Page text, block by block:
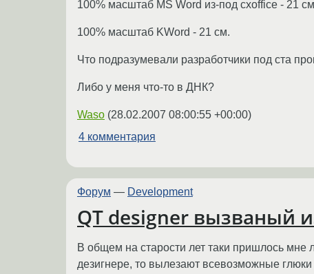
100% масштаб MS Word из-под cxoffice - 21
100% масштаб KWord - 21 см.
Что подразумевали разработчики под ста
Либо у меня что-то в ДНК?
Waso (28.02.2007 08:00:55 +00:00)
4 комментария
Форум — Development
QT designer вызваный
В общем на старости лет таки пришлось мне
дезигнере, то вылезают всевозможные